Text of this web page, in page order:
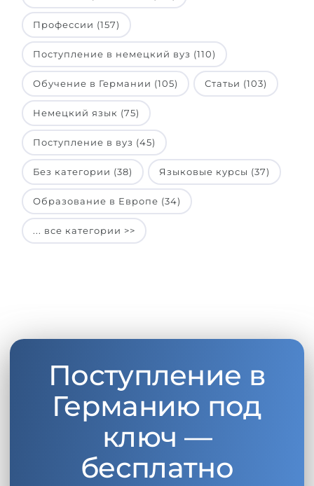
Профессии (157)
Поступление в немецкий вуз (110)
Обучение в Германии (105) Статьи (103)
Немецкий язык (75)
Поступление в вуз (45)
Без категории (38) Языковые курсы (37)
Образование в Европе (34)
... все категории >>
Поступление в
Германию под
ключ —
бесплатно